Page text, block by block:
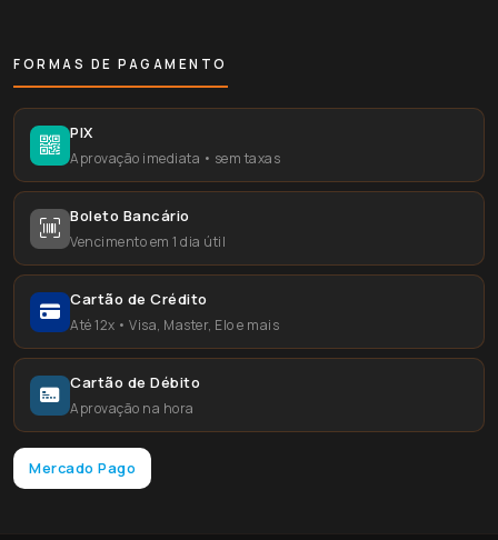
FORMAS DE PAGAMENTO
PIX
Aprovação imediata • sem taxas
Boleto Bancário
Vencimento em 1 dia útil
Cartão de Crédito
Até 12x • Visa, Master, Elo e mais
Cartão de Débito
Aprovação na hora
Mercado Pago